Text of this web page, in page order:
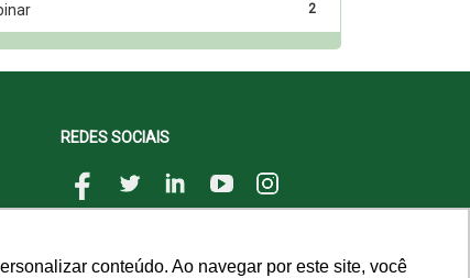
conteúdo. Ao navegar por este site, você
2
REDES SOCIAIS